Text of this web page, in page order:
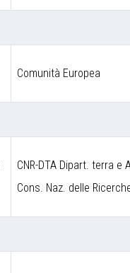
Comunità Europea
CNR-DTA Dipart. terra e
Cons. Naz. delle